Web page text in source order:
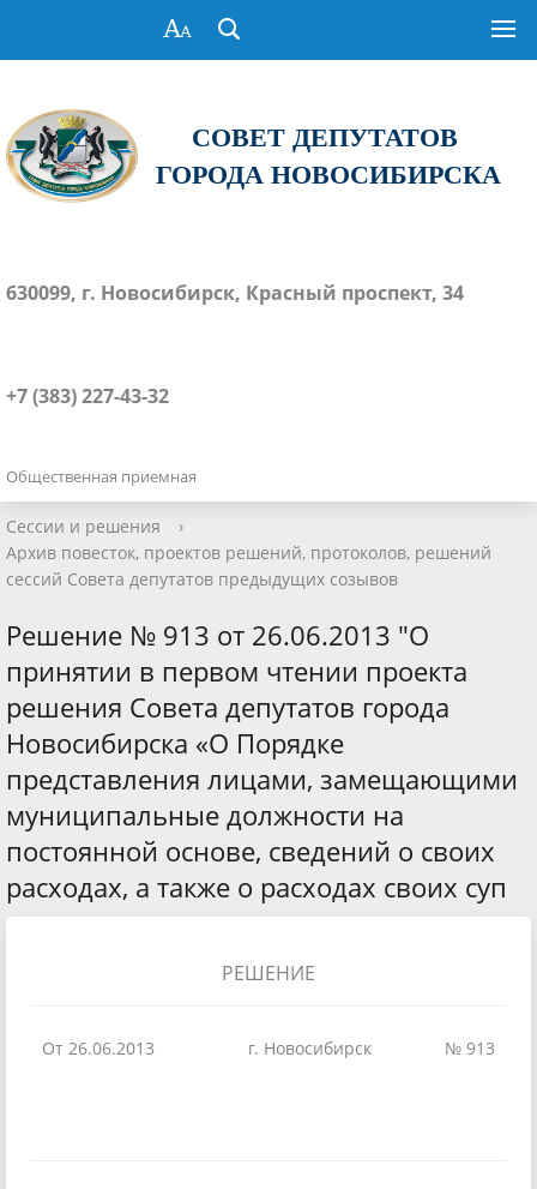
СОВЕТ ДЕПУТАТОВ
ГОРОДА НОВОСИБИРСКА
630099, г. Новосибирск, Красный проспект, 34
+7 (383) 227-43-32
Общественная приемная
Сессии и решения
›
Архив повесток, проектов решений, протоколов, решений
сессий Совета депутатов предыдущих созывов
Решение № 913 от 26.06.2013 "О
принятии в первом чтении проекта
решения Совета депутатов города
Новосибирска «О Порядке
представления лицами, замещающими
муниципальные должности на
постоянной основе, сведений о своих
расходах, а также о расходах своих суп
РЕШЕНИЕ
От 26.06.2013 г. Новосибирск № 913